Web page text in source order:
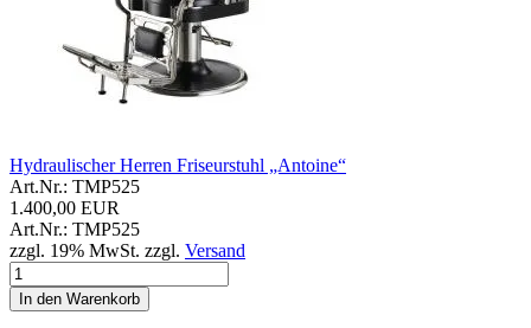
Hydraulischer Herren Friseurstuhl „Antoine“
Art.Nr.: TMP525
1.400,00 EUR
Art.Nr.: TMP525
zzgl. 19% MwSt. zzgl. Versand
In den Warenkorb